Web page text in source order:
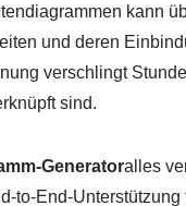
kann
und deren
verschlingt
sind.
Generatoralles
to-End-